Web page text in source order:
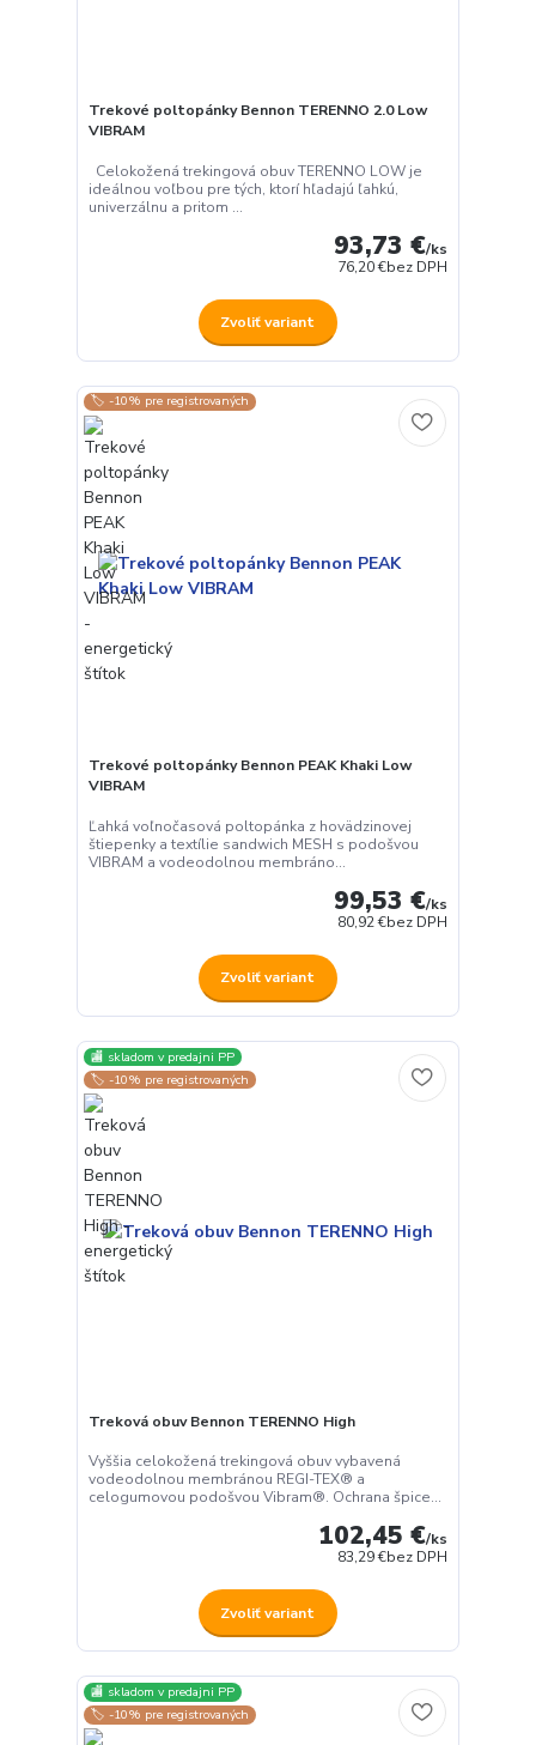
Trekové poltopánky Bennon TERENNO 2.0 Low
VIBRAM
Celokožená trekingová obuv TERENNO LOW je
ideálnou voľbou pre tých, ktorí hľadajú ľahkú,
univerzálnu a pritom ...
93,73 €/ks
76,20 €bez DPH
Zvoliť variant
🏷️ -10% pre registrovaných
Trekové poltopánky Bennon PEAK Khaki Low
VIBRAM
Ľahká voľnočasová poltopánka z hovädzinovej
štiepenky a textílie sandwich MESH s podošvou
VIBRAM a vodeodolnou membráno...
99,53 €/ks
80,92 €bez DPH
Zvoliť variant
🏬 skladom v predajni PP
🏷️ -10% pre registrovaných
Treková obuv Bennon TERENNO High
Vyššia celokožená trekingová obuv vybavená
vodeodolnou membránou REGI-TEX® a
celogumovou podošvou Vibram®. Ochrana špice...
102,45 €/ks
83,29 €bez DPH
Zvoliť variant
🏬 skladom v predajni PP
🏷️ -10% pre registrovaných